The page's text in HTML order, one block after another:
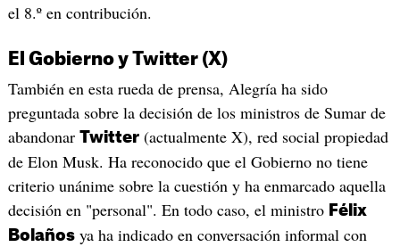
el 8.º en contribución.
El Gobierno y Twitter (X)
También en esta rueda de prensa, Alegría ha sido
preguntada sobre la decisión de los ministros de Sumar de
abandonar Twitter(actualmente X), red social propiedad
de Elon Musk. Ha reconocido que el Gobierno no tiene
criterio unánime sobre la cuestión y ha enmarcado aquella
decisión en "personal". En todo caso, el ministro Félix
Bolañosya ha indicado en conversación informal con